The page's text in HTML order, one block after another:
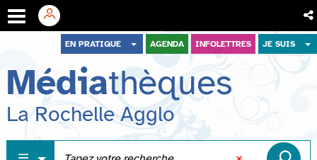
menu
contenu
recherche
EN PRATIQUE AGENDA INFOLETTRES JE SUIS
Médiathèques
La Rochelle Agglo